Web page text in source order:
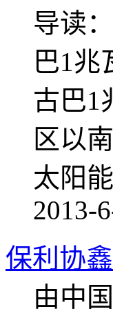
导读
巴1兆
古巴1
区以
太阳
2013-
保利协
由中